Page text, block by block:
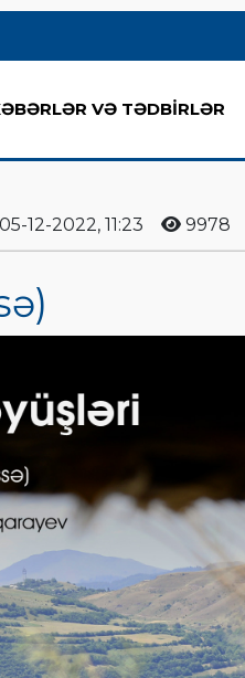
VƏ TƏDBİRLƏR
05-12-2022, 11:23 9978